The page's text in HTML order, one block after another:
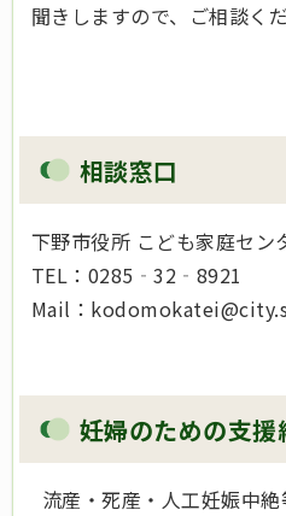
聞きしますので、ご相談くだ
相談窓口
下野市役所 こども家庭セン
TEL：0285‐32‐8921
Mail：
妊婦のための支援
流産・死産・人工妊娠中